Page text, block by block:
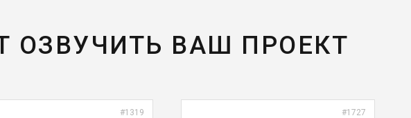
ОЗВУЧИТЬ ВАШ ПРОЕКТ
#1319 #1727